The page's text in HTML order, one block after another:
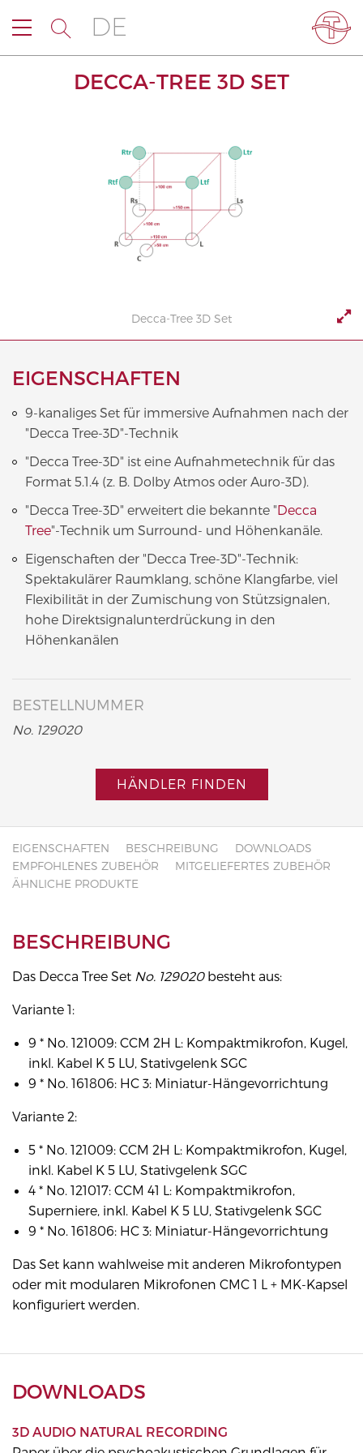
DE
DECCA-TREE 3D SET
Decca-Tree 3D Set
EIGENSCHAFTEN
9-kanaliges Set für immersive Aufnahmen nach der
"Decca Tree-3D"-Technik
"Decca Tree-3D" ist eine Aufnahmetechnik für das
Format 5.1.4 (z. B. Dolby Atmos oder Auro-3D).
"Decca Tree-3D" erweitert die bekannte "Decca
Tree"-Technik um Surround- und Höhenkanäle.
Eigenschaften der "Decca Tree-3D"-Technik:
Spektakulärer Raumklang, schöne Klangfarbe, viel
Flexibilität in der Zumischung von Stützsignalen,
hohe Direktsignalunterdrückung in den
Höhenkanälen
BESTELLNUMMER
No. 129020
HÄNDLER FINDEN
EIGENSCHAFTEN BESCHREIBUNG
DOWNLOADS
EMPFOHLENES ZUBEHÖR
MITGELIEFERTES ZUBEHÖR
ÄHNLICHE PRODUKTE
BESCHREIBUNG
Das Decca Tree Set No. 129020besteht aus:
Variante 1:
9 * No. 121009: CCM 2H L: Kompaktmikrofon, Kugel,
inkl. Kabel K 5 LU, Stativgelenk SGC
9 * No. 161806: HC 3: Miniatur-Hängevorrichtung
Variante 2:
5 * No. 121009: CCM 2H L: Kompaktmikrofon, Kugel,
inkl. Kabel K 5 LU, Stativgelenk SGC
4 * No. 121017: CCM 41 L: Kompaktmikrofon,
Superniere, inkl. Kabel K 5 LU, Stativgelenk SGC
9 * No. 161806: HC 3: Miniatur-Hängevorrichtung
Das Set kann wahlweise mit anderen Mikrofontypen
oder mit modularen Mikrofonen CMC 1 L + MK-Kapsel
konfiguriert werden.
DOWNLOADS
3D AUDIO NATURAL RECORDING